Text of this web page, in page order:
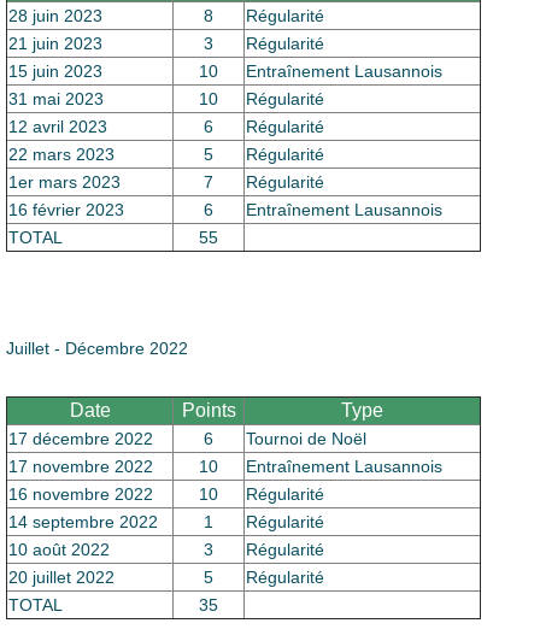
28 juin 2023 8
Régularité
21 juin 2023
3
Régularité
15 juin 2023
10
Entraînement Lausannois
31 mai 2023
10
Régularité
12 avril 2023
6
Régularité
22 mars 2023
5
Régularité
1er mars 2023
7
Régularité
16 février 2023
6
Entraînement Lausannois
TOTAL
55
Juillet - Décembre 2022
Date Points Type
17 décembre 2022 6
Tournoi de Noël
17 novembre 2022
10
Entraînement Lausannois
16 novembre 2022
10
Régularité
14 septembre 2022
1
Régularité
10 août 2022
3
Régularité
20 juillet 2022
5
Régularité
TOTAL
35